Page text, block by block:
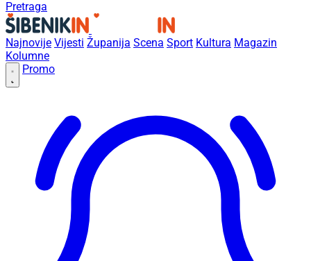
Pretraga
Najnovije Vijesti Županija Scena Sport Kultura Magazin
Kolumne
Promo